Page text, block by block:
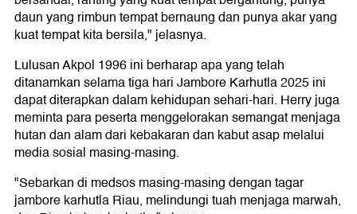
daun yang rimbun tempat bernaung dan punya akar yang
kuat tempat kita bersila," jelasnya.
Lulusan Akpol 1996 ini berharap apa yang telah
ditanamkan selama tiga hari Jambore Karhutla 2025 ini
dapat diterapkan dalam kehidupan sehari-hari. Herry juga
meminta para peserta menggelorakan semangat menjaga
hutan dan alam dari kebakaran dan kabut asap melalui
media sosial masing-masing.
"Sebarkan di medsos masing-masing dengan tagar
jambore karhutla Riau, melindungi tuah menjaga marwah,